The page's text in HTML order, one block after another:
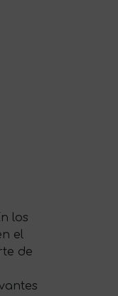
los
el
de